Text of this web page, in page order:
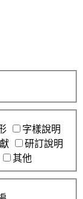
字樣說明
研訂說明
其他